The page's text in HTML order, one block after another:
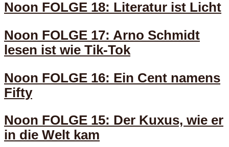
Noon FOLGE 18: Literatur ist Licht
Noon FOLGE 17: Arno Schmidt
lesen ist wie Tik-Tok
Noon FOLGE 16: Ein Cent namens
Fifty
Noon FOLGE 15: Der Kuxus, wie er
in die Welt kam